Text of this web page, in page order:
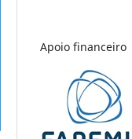
Apoio financeiro